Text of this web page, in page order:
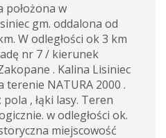
położona w
gm. oddalona od
W odległości ok 3 km
nr 7 / kierunek
. Kalina Lisiniec
terenie NATURA 2000 .
, łąki lasy. Teren
w odległości ok.
miejscowość